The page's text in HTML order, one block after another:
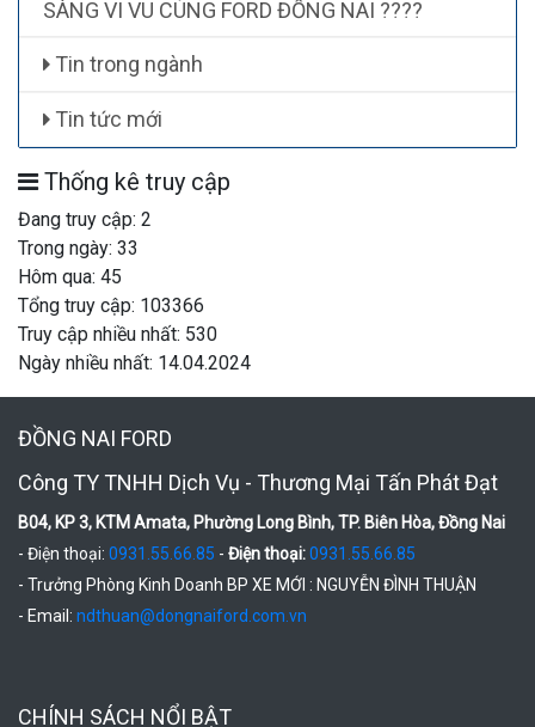
SÀNG VI VU CÙNG FORD ĐỒNG NAI ????
Tin trong ngành
Tin tức mới
Thống kê truy cập
Đang truy cập: 2
Trong ngày: 33
Hôm qua: 45
Tổng truy cập: 103366
Truy cập nhiều nhất: 530
Ngày nhiều nhất: 14.04.2024
ĐỒNG NAI FORD
Công TY TNHH Dịch Vụ - Thương Mại Tấn Phát Đạt
B04, KP 3, KTM Amata, Phường Long Bình, TP. Biên Hòa, Đồng Nai
- Điện thoại: 0931.55.66.85 - Điện thoại:0931.55.66.85
- Trưởng Phòng Kinh Doanh BP XE MỚI : NGUYỄN ĐÌNH THUẬN
- Email: ndthuan@dongnaiford.com.vn
CHÍNH SÁCH NỔI BẬT